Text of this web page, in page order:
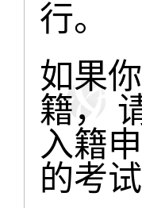
行。
如果
籍，
入籍
的考